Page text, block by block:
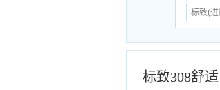
标致(进
标致308舒适